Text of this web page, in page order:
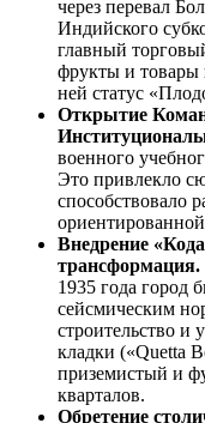
через перевал
Индийского
главный
фрукты и товары
ней статус
Открытие
военного
Это привлекло
способствовало
Внедрение
трансформация.
1935 года город
сейсмическим
строительство и
кладки («Quetta
приземистый и
кварталов.
Обретение